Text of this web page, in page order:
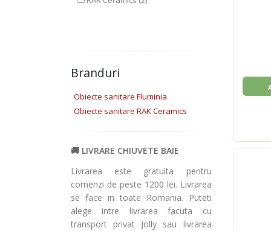
Branduri
Obiecte sanitare Fluminia
Obiecte sanitare RAK Ceramics
LIVRARE CHIUVETE BAIE
Livrarea este gratuita pentru
comenzi de peste 1200 lei. Livrarea
se face in toate Romania. Puteti
alege intre livrarea facuta cu
transport privat Jolly sau livrarea